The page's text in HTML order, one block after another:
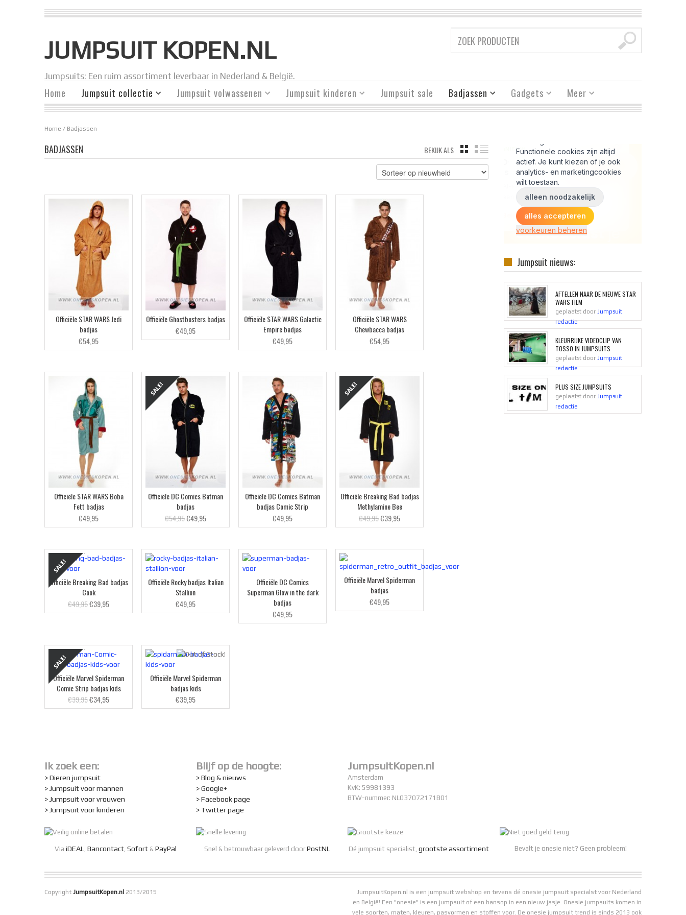
JUMPSUIT KOPEN.NL
Jumpsuits: Een ruim assortiment leverbaar in Nederland & België.
Home Jumpsuit collectie Jumpsuit volwassenen Jumpsuit kinderen Jumpsuit sale Badjassen Gadgets Meer
Home / Badjassen
BADJASSEN BEKIJK ALS GRID
Officiële STAR WARS Jedi
badjas
€54,95
Officiële Ghostbusters badjas
€49,95
Officiële STAR WARS Galactic
Empire badjas
€49,95
Officiële STAR WARS
Chewbacca badjas
€54,95
Officiële STAR WARS Boba
Fett badjas
€49,95
Officiële DC Comics Batman
badjas
€54,95€49,95
Officiële DC Comics Batman
badjas Comic Strip
€49,95
Officiële Breaking Bad badjas
Methylamine Bee
€49,95€39,95
Officiële Breaking Bad badjas
Cook
€49,95€39,95
Officiële Rocky badjas Italian
Stallion
€49,95
Officiële DC Comics
Superman Glow in the dark
badjas
€49,95
Officiële Marvel Spiderman
badjas
€49,95
Officiële Marvel Spiderman
Comic Strip badjas kids
€39,95€34,95
Officiële Marvel Spiderman
badjas kids
€39,95
Jumpsuit nieuws:
AFTELLEN NAAR DE NIEUWE STAR
WARS FILM
geplaatst door Jumpsuit
redactie
KLEURRIJKE VIDEOCLIP VAN
TOSSO IN JUMPSUITS
geplaatst door Jumpsuit
redactie
PLUS SIZE JUMPSUITS
geplaatst door Jumpsuit
redactie
Ik zoek een:
> Dieren jumpsuit
> Jumpsuit voor mannen
> Jumpsuit voor vrouwen
> Jumpsuit voor kinderen
Blijf op de hoogte:
> Blog & nieuws
> Google+
> Facebook page
> Twitter page
JumpsuitKopen.nl
Amsterdam
KvK: 59981393
BTW-nummer: NL037072171B01
Via iDEAL , Bancontact, Sofort& PayPal Snel & betrouwbaar geleverd door PostNL Dé jumpsuit specialist,grootste assortiment Bevalt je onesie niet? Geen probleem!
Copyright JumpsuitKopen.nl 2013/2015
JumpsuitKopen.nl is een jumpsuit webshop en tevens dé onesie jumpsuit specialst voor Nederland
en België! Een "onesie" is een jumpsuit of een hansop in een nieuw jasje. Onesie jumpsuits komen in
vele soorten, maten, kleuren, pasvormen en stoffen voor. De onesie jumpsuit trend is sinds 2013 ook